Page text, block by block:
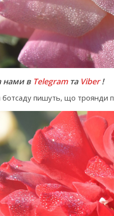
нами в Telegramта Viber!
ботсаду пишуть, що троянди